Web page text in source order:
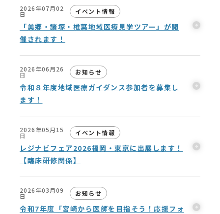
2026年07月02
日 イベント情報
「美郷・諸塚・椎葉地域医療見学ツアー」が開
催されます！
2026年06月26
日 お知らせ
令和８年度地域医療ガイダンス参加者を募集し
ます！
2026年05月15
日 イベント情報
レジナビフェア2026福岡・東京に出展します！
【臨床研修関係】
2026年03月09
日 お知らせ
令和7年度「宮崎から医師を目指そう！応援フォ